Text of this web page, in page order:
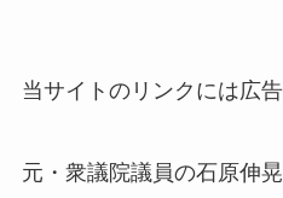
当サイトのリンクには広
元・衆議院議員の石原伸晃